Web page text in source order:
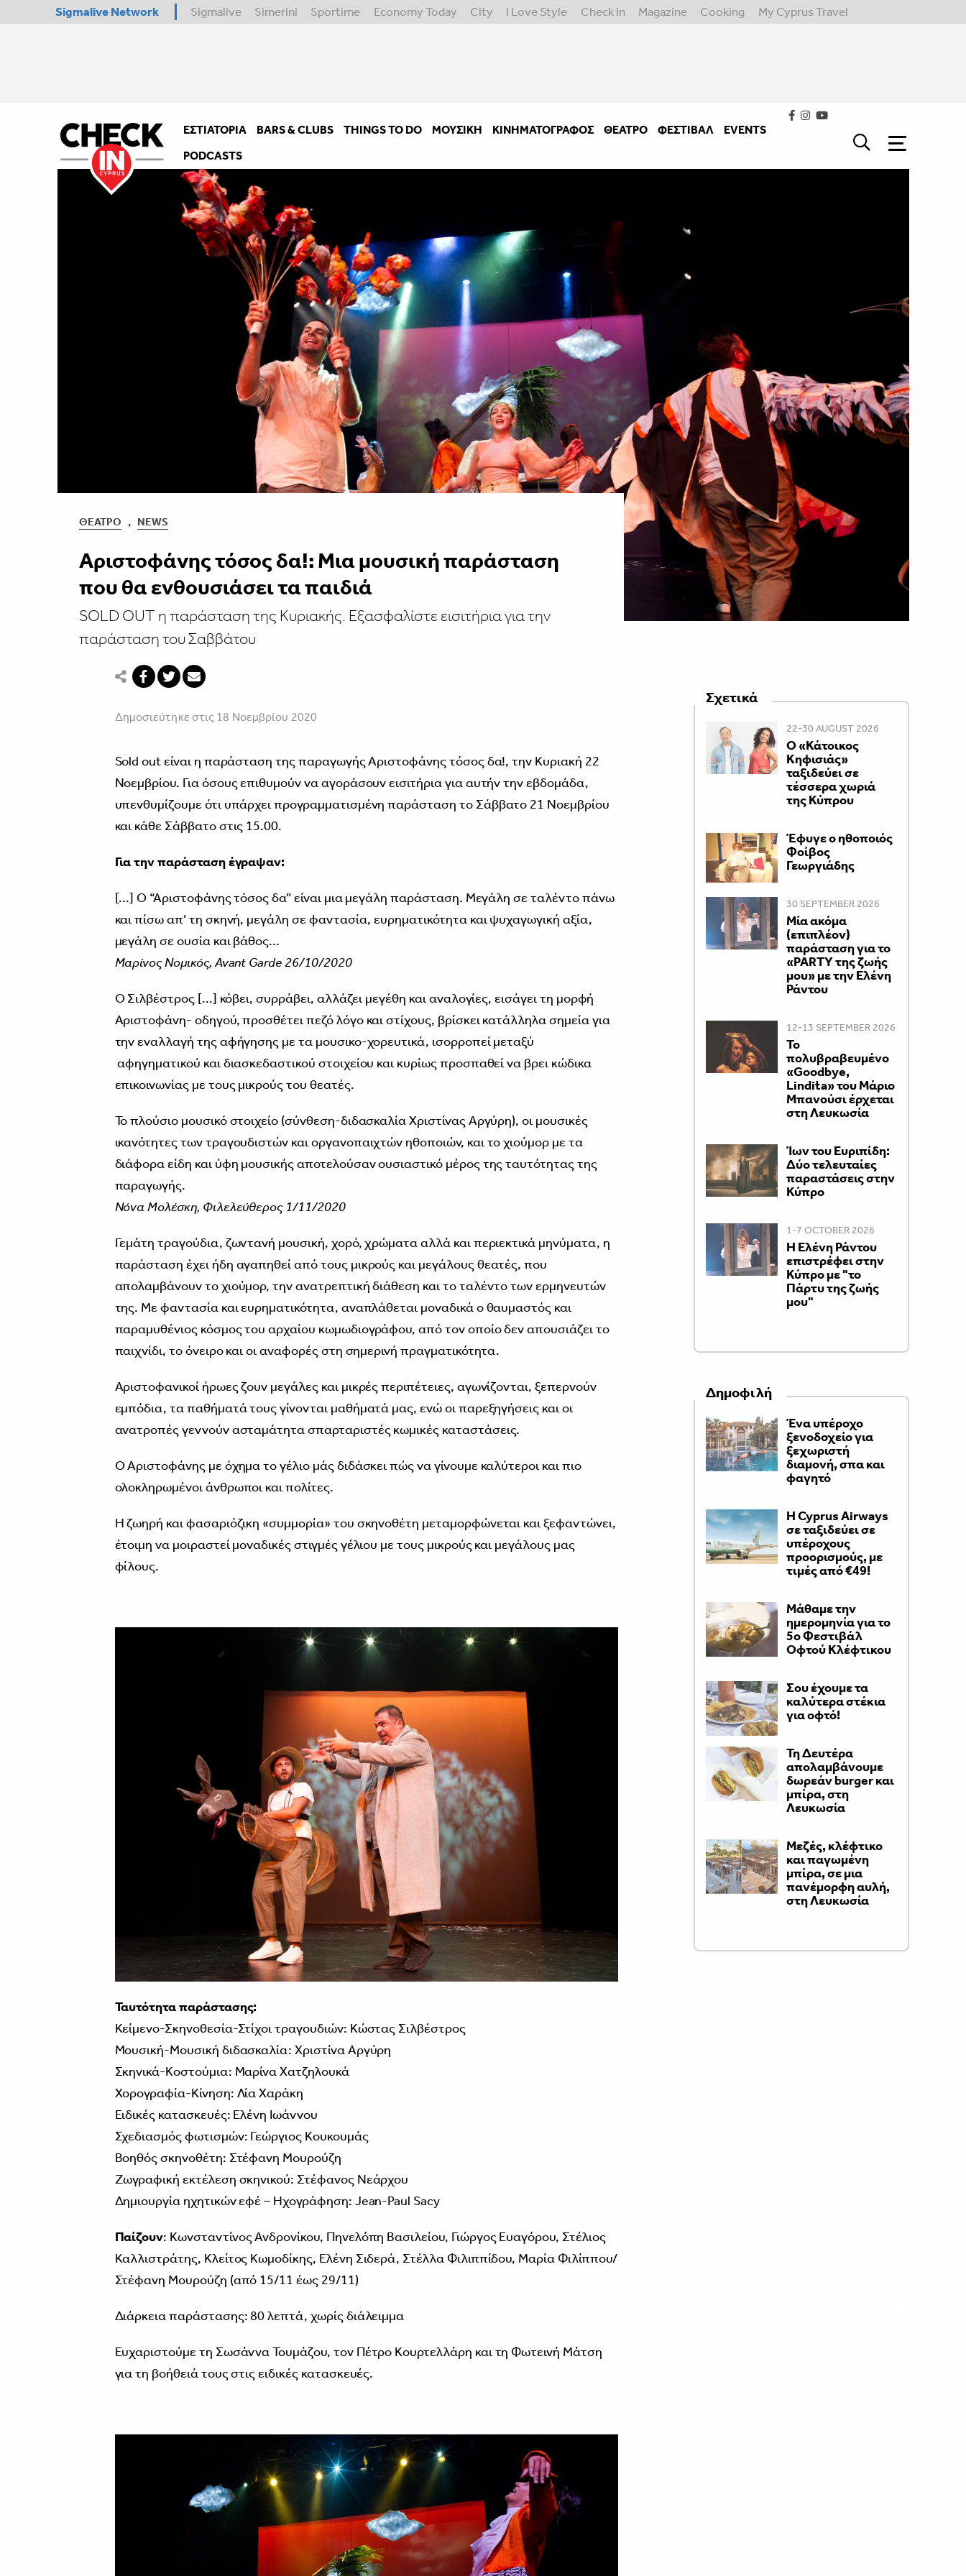
Sigmalive Network Sigmalive Simerini Sportime Economy Today City I Love Style Check In Magazine Cooking My Cyprus Travel
ΕΣΤΙΑΤΌΡΙΑ BARS & CLUBS THINGS TO DO ΜΟΥΣΙΚΉ ΚΙΝΗΜΑΤΟΓΡΆΦΟΣ ΘΈΑΤΡΟ ΦΕΣΤΙΒΑΛ
EVENTS
PODCASTS
ΘΈΑΤΡΟ , NEWS
Αριστοφάνης τόσος δα!: Μια μουσική παράσταση
που θα ενθουσιάσει τα παιδιά
SOLD OUT η παράσταση της Κυριακής. Εξασφαλίστε εισιτήρια για την
παράσταση του Σαββάτου
Δημοσιεύτηκε στις 18 Νοεμβρίου 2020
Sold out είναι η παράσταση της παραγωγής Αριστοφάνης τόσος δα!, την Κυριακή 22
Νοεμβρίου. Για όσους επιθυμούν να αγοράσουν εισιτήρια για αυτήν την εβδομάδα,
υπενθυμίζουμε ότι υπάρχει προγραμματισμένη παράσταση το Σάββατο 21 Νοεμβρίου
και κάθε Σάββατο στις 15.00.
Για την παράσταση έγραψαν:
[...] Ο “Αριστοφάνης τόσος δα” είναι μια μεγάλη παράσταση. Μεγάλη σε ταλέντο πάνω
και πίσω απ’ τη σκηνή, μεγάλη σε φαντασία, ευρηματικότητα και ψυχαγωγική αξία,
μεγάλη σε ουσία και βάθος...
Μαρίνος Νομικός, Avant Garde 26/10/2020
Ο Σιλβέστρος [...] κόβει, συρράβει, αλλάζει μεγέθη και αναλογίες, εισάγει τη μορφή
Αριστοφάνη- οδηγού, προσθέτει πεζό λόγο και στίχους, βρίσκει κατάλληλα σημεία για
την εναλλαγή της αφήγησης με τα μουσικο-χορευτικά, ισορροπεί μεταξύ
αφηγηματικού και διασκεδαστικού στοιχείου και κυρίως προσπαθεί να βρει κώδικα
επικοινωνίας με τους μικρούς του θεατές.
Το πλούσιο μουσικό στοιχείο (σύνθεση-διδασκαλία Χριστίνας Αργύρη), οι μουσικές
ικανότητες των τραγουδιστών και οργανοπαιχτών ηθοποιών, και το χιούμορ με τα
διάφορα είδη και ύφη μουσικής αποτελούσαν ουσιαστικό μέρος της ταυτότητας της
παραγωγής.
Νόνα Μολέσκη, Φιλελεύθερος 1/11/2020
Γεμάτη τραγούδια, ζωντανή μουσική, χορό, χρώματα αλλά και περιεκτικά μηνύματα, η
παράσταση έχει ήδη αγαπηθεί από τους μικρούς και μεγάλους θεατές, που
απολαμβάνουν το χιούμορ, την ανατρεπτική διάθεση και το ταλέντο των ερμηνευτών
της. Με φαντασία και ευρηματικότητα, αναπλάθεται μοναδικά ο θαυμαστός και
παραμυθένιος κόσμος του αρχαίου κωμωδιογράφου, από τον οποίο δεν απουσιάζει το
παιχνίδι, το όνειρο και οι αναφορές στη σημερινή πραγματικότητα.
Αριστοφανικοί ήρωες ζουν μεγάλες και μικρές περιπέτειες, αγωνίζονται, ξεπερνούν
εμπόδια, τα παθήματά τους γίνονται μαθήματά μας, ενώ οι παρεξηγήσεις και οι
ανατροπές γεννούν ασταμάτητα σπαρταριστές κωμικές καταστάσεις.
Ο Αριστοφάνης με όχημα το γέλιο μάς διδάσκει πώς να γίνουμε καλύτεροι και πιο
ολοκληρωμένοι άνθρωποι και πολίτες.
Η ζωηρή και φασαριόζικη «συμμορία» του σκηνοθέτη μεταμορφώνεται και ξεφαντώνει,
έτοιμη να μοιραστεί μοναδικές στιγμές γέλιου με τους μικρούς και μεγάλους μας
φίλους.
Ταυτότητα παράστασης:
Κείμενο-Σκηνοθεσία-Στίχοι τραγουδιών: Κώστας Σιλβέστρος
Μουσική-Μουσική διδασκαλία: Χριστίνα Αργύρη
Σκηνικά-Κοστούμια: Μαρίνα Χατζηλουκά
Χορογραφία-Κίνηση: Λία Χαράκη
Ειδικές κατασκευές: Ελένη Ιωάννου
Σχεδιασμός φωτισμών: Γεώργιος Κουκουμάς
Βοηθός σκηνοθέτη: Στέφανη Μουρούζη
Ζωγραφική εκτέλεση σκηνικού: Στέφανος Νεάρχου
Δημιουργία ηχητικών εφέ – Ηχογράφηση: Jean-Paul Sacy
Παίζουν: Κωνσταντίνος Ανδρονίκου, Πηνελόπη Βασιλείου, Γιώργος Ευαγόρου, Στέλιος
Καλλιστράτης, Κλείτος Κωμοδίκης, Ελένη Σιδερά, Στέλλα Φιλιππίδου, Μαρία Φιλίππου/
Στέφανη Μουρούζη (από 15/11 έως 29/11)
Διάρκεια παράστασης: 80 λεπτά, χωρίς διάλειμμα
Ευχαριστούμε τη Σωσάννα Τουμάζου, τον Πέτρο Κουρτελλάρη και τη Φωτεινή Μάτση
για τη βοήθειά τους στις ειδικές κατασκευές.
Σχετικά
22-30 AUGUST 2026
Ο «Κάτοικος
Κηφισιάς»
ταξιδεύει σε
τέσσερα χωριά
της Κύπρου
Έφυγε ο ηθοποιός
Φοίβος
Γεωργιάδης
30 SEPTEMBER 2026
Μία ακόμα
(επιπλέον)
παράσταση για το
«PARTY της ζωής
μου» με την Ελένη
Ράντου
12-13 SEPTEMBER 2026
Το
πολυβραβευμένο
«Goodbye,
Lindita» του Μάριο
Μπανούσι έρχεται
στη Λευκωσία
Ίων του Ευριπίδη:
Δύο τελευταίες
παραστάσεις στην
Κύπρο
1-7 OCTOBER 2026
H Ελένη Ράντου
επιστρέφει στην
Κύπρο με "το
Πάρτυ της ζωής
μου"
Δημοφιλή
Ένα υπέροχο
ξενοδοχείο για
ξεχωριστή
διαμονή, σπα και
φαγητό
H Cyprus Airways
σε ταξιδεύει σε
υπέροχους
προορισμούς, με
τιμές από €49!
Μάθαμε την
ημερομηνία για το
5ο Φεστιβάλ
Οφτού Κλέφτικου
Σου έχουμε τα
καλύτερα στέκια
για οφτό!
Τη Δευτέρα
απολαμβάνουμε
δωρεάν burger και
μπίρα, στη
Λευκωσία
Μεζές, κλέφτικο
και παγωμένη
μπίρα, σε μια
πανέμορφη αυλή,
στη Λευκωσία